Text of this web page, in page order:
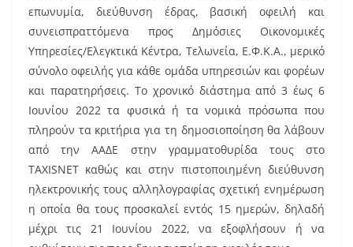
επωνυμία, διεύθυνση έδρας, βασική οφειλή και
συνεισπραττόμενα προς Δημόσιες Οικονομικές
Υπηρεσίες/Ελεγκτικά Κέντρα, Τελωνεία, Ε.Φ.Κ.Α., μερικό
σύνολο οφειλής για κάθε ομάδα υπηρεσιών και φορέων
και παρατηρήσεις. Το χρονικό διάστημα από 3 έως 6
Ιουνίου 2022 τα φυσικά ή τα νομικά πρόσωπα που
πληρούν τα κριτήρια για τη δημοσιοποίηση θα λάβουν
από την ΑΑΔΕ στην γραμματοθυρίδα τους στο
TAXISNET καθώς και στην πιστοποιημένη διεύθυνση
ηλεκτρονικής τους αλληλογραφίας σχετική ενημέρωση
η οποία θα τους προσκαλεί εντός 15 ημερών, δηλαδή
μέχρι τις 21 Ιουνίου 2022, να εξοφλήσουν ή να